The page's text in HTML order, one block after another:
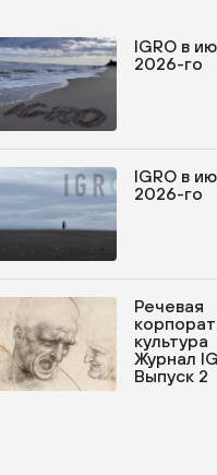
IGRO в
2026-го
IGRO в
2026-го
Речевая
культура
Журнал
Выпуск 2